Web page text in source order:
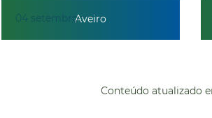
04 setembroAveiro
Conteúdo atualizado